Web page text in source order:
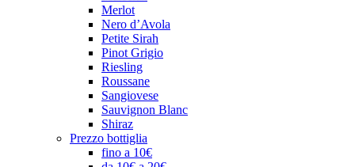
Merlot
Nero d’Avola
Petite Sirah
Pinot Grigio
Riesling
Roussane
Sangiovese
Sauvignon Blanc
Shiraz
Prezzo bottiglia
fino a 10€